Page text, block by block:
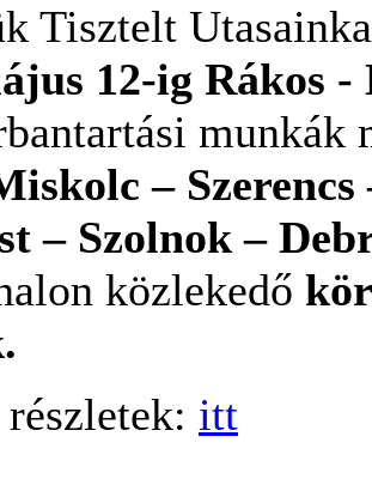
Tisztelt
12-ig Rákos -
munkák
–
– Szolnok –
közlekedő
itt